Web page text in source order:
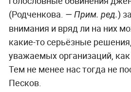
(Родченкова. — Прим. ред.)
внимания и вряд ли на них
какие-то серьёзные
уважаемых организаций, как
Тем не менее нас тогда не
Песков.